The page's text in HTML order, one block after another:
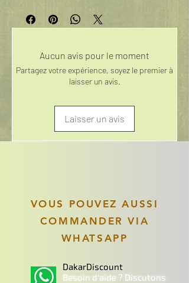
Aucun avis pour le moment
Partagez votre expérience, soyez le premier à
laisser un avis.
Laisser un avis
VOUS POUVEZ AUSSI
COMMANDER VIA
WHATSAPP
DakarDiscount
Besoin d'aide ? Discutons